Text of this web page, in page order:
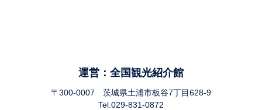
運営：全国観光紹介館
〒300-0007 茨城県土浦市板谷7丁目628-9
Tel.029-831-0872